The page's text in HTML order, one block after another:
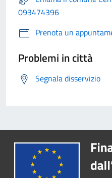
093474396
Prenota un
Problemi in città
Segnala disservizio